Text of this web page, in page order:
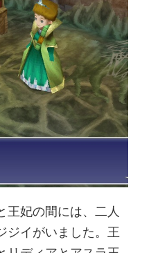
王妃の間には、二人
ジイがいました。王